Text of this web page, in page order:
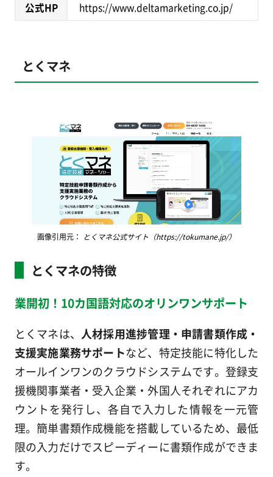
公式HP https://www.deltamarketing.co.jp/
とくマネ
画像引用元： とくマネ公式サイト（https://tokumane.jp/）
とくマネの特徴
業開初！10カ国語対応のオリンワンサポート
とくマネは、人材採用進捗管理・申請書類作成・
支援実施業務サポートなど、特定技能に特化した
オールインワンのクラウドシステムです。登録支
援機関事業者・受入企業・外国人それぞれにアカ
ウントを発行し、各自で入力した情報を一元管
理。簡単書類作成機能を搭載しているため、最低
限の入力だけでスピーディーに書類作成ができま
す。